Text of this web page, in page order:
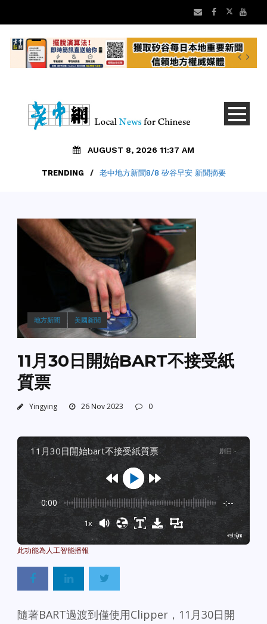
AUGUST 8, 2026 11:37 AM
TRENDING / 老中地方新聞8/8 矽谷早安 新聞摘要
地方新聞 美國新聞
11月30日開始BART不接受紙
質票
Yingying 26 Nov 2023 0
11月30日開始bart不接受紙質票 剧目 :-
0:00 -:--
1x
GSpeech
隨著BART過渡到僅使用Clipper，11月30日開